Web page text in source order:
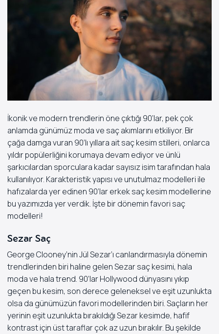
İkonik ve modern trendlerin öne çıktığı 90’lar, pek çok
anlamda günümüz moda ve saç akımlarını etkiliyor. Bir
çağa damga vuran 90’lı yıllara ait saç kesim stilleri, onlarca
yıldır popülerliğini korumaya devam ediyor ve ünlü
şarkıcılardan sporculara kadar sayısız isim tarafından hala
kullanılıyor. Karakteristik yapısı ve unutulmaz modelleri ile
hafızalarda yer edinen 90’lar erkek saç kesim modellerine
bu yazımızda yer verdik. İşte bir dönemin favori saç
modelleri!
Sezar Saç
George Clooney’nin Jül Sezar’ı canlandırmasıyla dönemin
trendlerinden biri haline gelen Sezar saç kesimi, hala
moda ve hala trend. 90’lar Hollywood dünyasını yıkıp
geçen bu kesim, son derece geleneksel ve eşit uzunlukta
olsa da günümüzün favori modellerinden biri. Saçların her
yerinin eşit uzunlukta bırakıldığı Sezar kesimde, hafif
kontrast için üst taraflar çok az uzun bırakılır. Bu şekilde